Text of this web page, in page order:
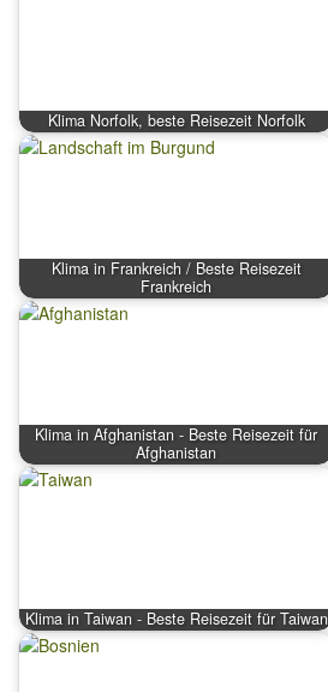
Klima Norfolk, beste Reisezeit Norfolk
Klima in Frankreich / Beste Reisezeit
Frankreich
Klima in Afghanistan - Beste Reisezeit für
Afghanistan
Klima in Taiwan - Beste Reisezeit für Taiwan